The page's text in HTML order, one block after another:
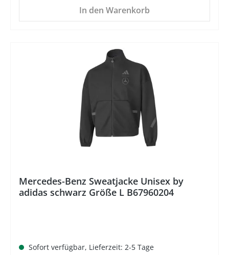
In den Warenkorb
Mercedes-Benz Sweatjacke Unisex by
adidas schwarz Größe L B67960204
Sofort verfügbar, Lieferzeit: 2-5 Tage